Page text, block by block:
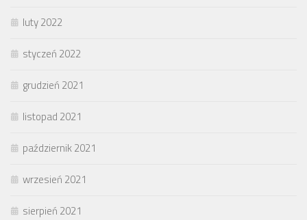
luty 2022
styczeń 2022
grudzień 2021
listopad 2021
październik 2021
wrzesień 2021
sierpień 2021